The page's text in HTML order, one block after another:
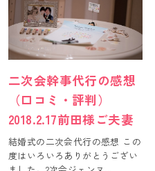
二次会幹事代行の感想
（口コミ・評判）
2018.2.17前田様ご夫妻
結婚式の二次会代行の感想 この
度はいろいろありがとうござい